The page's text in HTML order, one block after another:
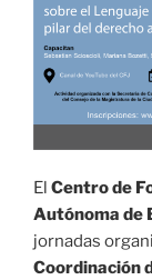
El Centro de
Autónoma de
jornadas
Coordinación